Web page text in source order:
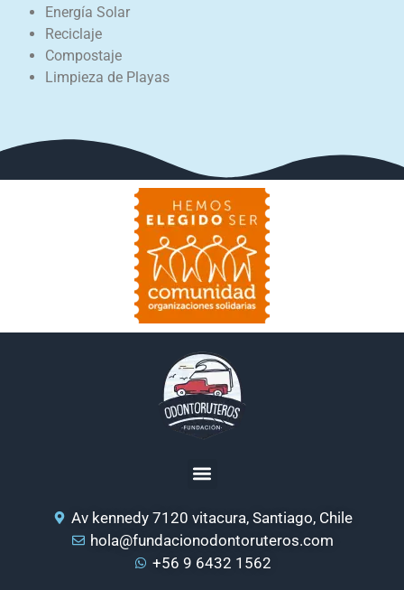
Energía Solar
Reciclaje
Compostaje
Limpieza de Playas
Av kennedy 7120 vitacura, Santiago, Chile
hola@fundacionodontoruteros.com
+56 9 6432 1562